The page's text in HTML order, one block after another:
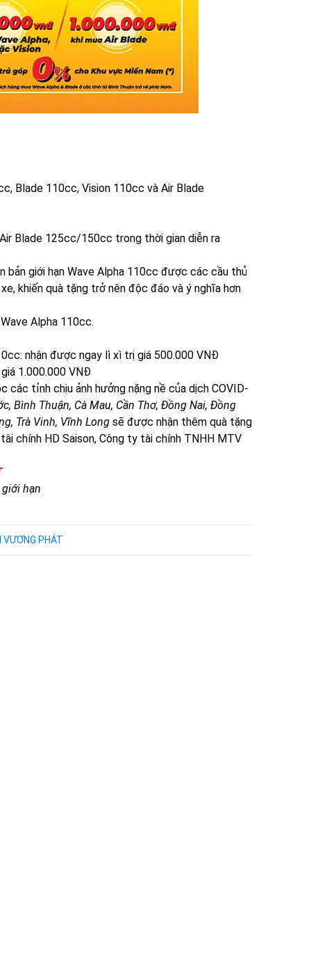
Blade 110cc, Vision 110cc và Air Blade
Blade 125cc/150cc trong thời gian diễn ra
bản giới hạn Wave Alpha 110cc được các cầu thủ
khiến quà tặng trở nên độc đáo và ý nghĩa hơn
Alpha 110cc.
nhận được ngay lì xì trị giá 500.000 VNĐ
1.000.000 VNĐ
các tỉnh chịu ảnh hưởng nặng nề của dịch COVID-
Bình Thuận, Cà Mau, Cần Thơ, Đồng Nai, Đồng
Trà Vinh, Vĩnh Long sẽ được nhận thêm quà tặng
chính HD Saison, Công ty tài chính TNHH MTV
hạn
VƯƠNG PHÁT